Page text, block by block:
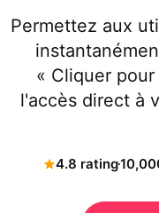
Permettez aux
« Cliquer
l'accès direct à
4.8 rating